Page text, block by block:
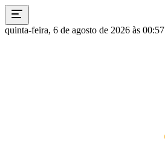
quinta-feira, 6 de agosto de 2026 às 00:57